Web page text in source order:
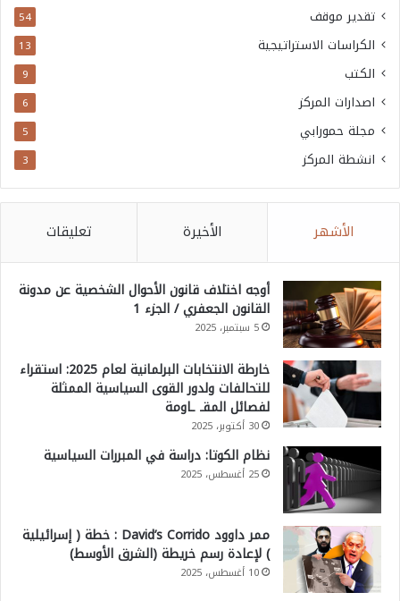
تقدير موقف 54
الكراسات الاستراتيجية 13
الكتب 9
اصدارات المركز 6
مجلة حمورابي 5
انشطة المركز 3
الأشهر الأخيرة تعليقات
أوجه اختلاف قانون الأحوال الشخصية عن مدونة
القانون الجعفري / الجزء 1
5 سبتمبر، 2025
خارطة الانتخابات البرلمانية لعام 2025: استقراء
للتحالفات ولدور القوى السياسية الممثلة
لفصائل المقـ ـاومة
30 أكتوبر، 2025
نظام الكوتا: دراسة في المبررات السياسية
25 أغسطس، 2025
ممر داوود David’s Corrido : خطة ( إسرائيلية
) لإعادة رسم خريطة (الشرق الأوسط)
10 أغسطس، 2025